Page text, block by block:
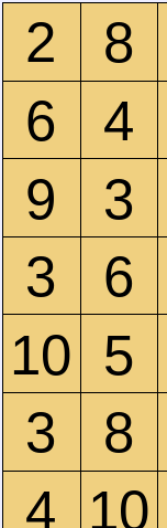
2 8
6
4
9
3
3
6
10 5
3
8
4 10